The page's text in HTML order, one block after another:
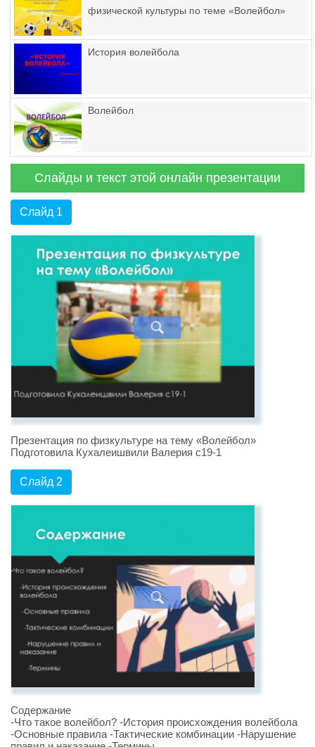
физической культуры по теме «Волейбол»
История волейбола
Волейбол
Слайды и текст этой онлайн презентации
Слайд 1
Презентация по физкультуре на тему «Волейбол»
Подготовила Кухалеишвили Валерия с19-1
Слайд 2
Содержание
-Что такое волейбол? -История происхождения волейбола
-Основные правила -Тактические комбинации -Нарушение